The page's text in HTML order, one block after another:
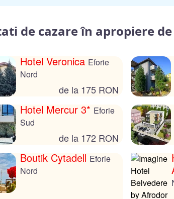
de cazare în apropiere
Hotel Veronica Eforie
Nord
de la 175 RON
Hotel Mercur 3* Eforie
Sud
de la 172 RON
Boutik Cytadell Eforie
Nord